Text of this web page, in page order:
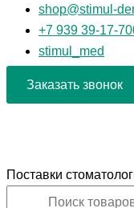
shop@stimul-
+7 939 39-17-
stimul_med
Заказать звонок
Поставки